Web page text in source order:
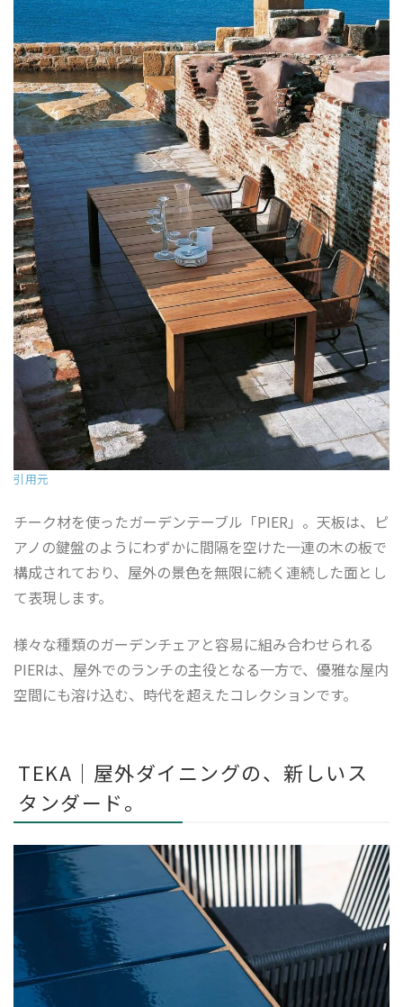
引用元
チーク材を使ったガーデンテーブル「PIER」。天板は、ピ
アノの鍵盤のようにわずかに間隔を空けた一連の木の板で
構成されており、屋外の景色を無限に続く連続した面とし
て表現します。
様々な種類のガーデンチェアと容易に組み合わせられる
PIERは、屋外でのランチの主役となる一方で、優雅な屋内
空間にも溶け込む、時代を超えたコレクションです。
TEKA｜屋外ダイニングの、新しいス
タンダード。